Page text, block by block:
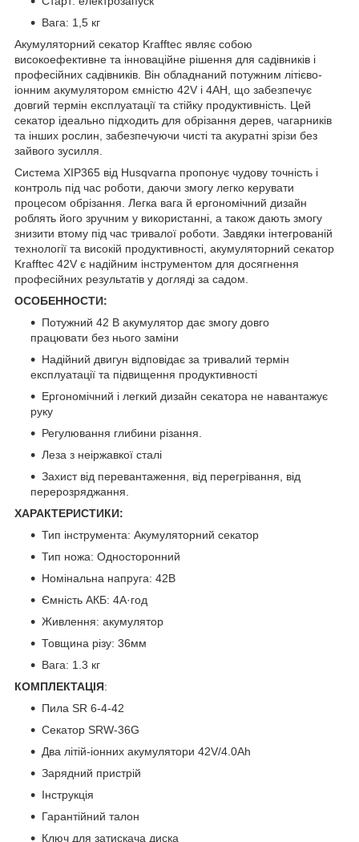
Вага: 1,5 кг
Акумуляторний секатор Krafftec являє собою
високоефективне та інноваційне рішення для садівників і
професійних садівників. Він обладнаний потужним літієво-
іонним акумулятором ємністю 42V і 4AH, що забезпечує
довгий термін експлуатації та стійку продуктивність. Цей
секатор ідеально підходить для обрізання дерев, чагарників
та інших рослин, забезпечуючи чисті та акуратні зрізи без
зайвого зусилля.
Система XIP365 від Husqvarna пропонує чудову точність і
контроль під час роботи, даючи змогу легко керувати
процесом обрізання. Легка вага й ергономічний дизайн
роблять його зручним у використанні, а також дають змогу
знизити втому під час тривалої роботи. Завдяки інтегрованій
технології та високій продуктивності, акумуляторний секатор
Krafftec 42V є надійним інструментом для досягнення
професійних результатів у догляді за садом.
ОСОБЕННОСТИ:
Потужний 42 В акумулятор дає змогу довго
працювати без нього заміни
Надійний двигун відповідає за тривалий термін
експлуатації та підвищення продуктивності
Ергономічний і легкий дизайн секатора не навантажує
руку
Регулювання глибини різання.
Леза з неіржавкої сталі
Захист від перевантаження, від перегрівання, від
перерозряджання.
ХАРАКТЕРИСТИКИ:
Тип інструмента: Акумуляторний секатор
Тип ножа: Односторонний
Номінальна напруга: 42В
Ємність АКБ: 4А·год
Живлення: акумулятор
Товщина різу: 36мм
Вага: 1.3 кг
КОМПЛЕКТАЦІЯ:
Пила SR 6-4-42
Секатор SRW-36G
Два літій-іонних акумулятори 42V/4.0Ah
Зарядний пристрій
Інструкція
Гарантійний талон
Ключ для затискача диска